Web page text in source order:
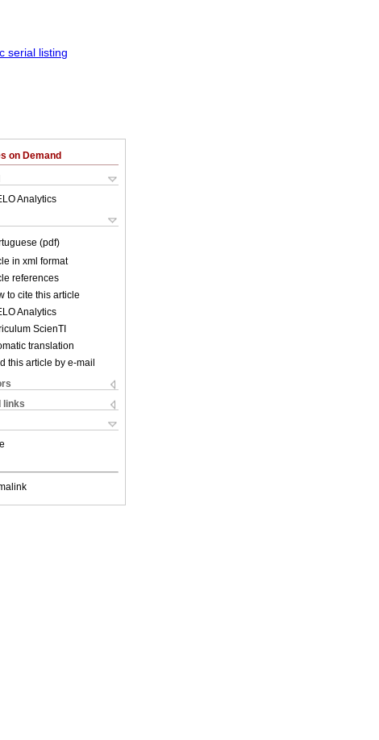
on Demand
Analytics
(pdf)
in xml format
references
to cite this article
Analytics
ScienTI
translation
this article by e-mail
links